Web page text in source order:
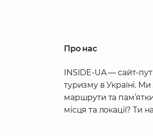
Про нас
INSIDE-UA — сайт-
туризму в Україні.
маршрути та
місця та локації? Ти